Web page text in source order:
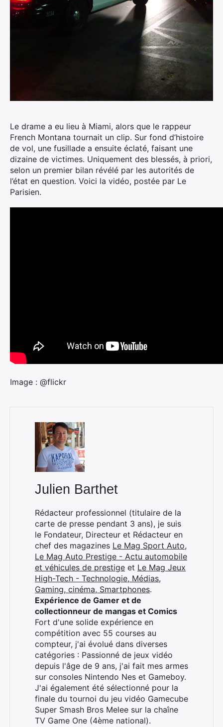
Le drame a eu lieu à Miami, alors que le rappeur
French Montana tournait un clip. Sur fond d’histoire
de vol, une fusillade a ensuite éclaté, faisant une
dizaine de victimes. Uniquement des blessés, à priori,
selon un premier bilan révélé par les autorités de
l’état en question. Voici la vidéo, postée par Le
Parisien.
Image : @flickr
Julien Barthet
Rédacteur professionnel (titulaire de la
carte de presse pendant 3 ans), je suis
le Fondateur, Directeur et Rédacteur en
chef des magazines Le Mag Sport Auto,
Le Mag Auto Prestige - Actu automobile
et véhicules de prestige et Le Mag Jeux
High-Tech - Technologie, Médias,
Gaming, cinéma, Smartphones.
Expérience de Gamer et de
collectionneur de mangas et Comics
Fort d'une solide expérience en
compétition avec 55 courses au
compteur, j'ai évolué dans diverses
catégories : Passionné de jeux vidéo
depuis l'âge de 9 ans, j'ai fait mes armes
sur consoles Nintendo Nes et Gameboy.
J'ai également été sélectionné pour la
finale du tournoi du jeu vidéo Gamecube
Super Smash Bros Melee sur la chaîne
TV Game One (4ème national).